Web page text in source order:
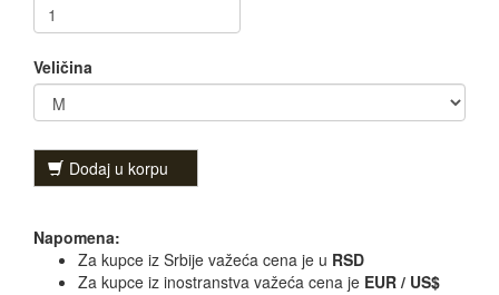
Veličina
Dodaj u korpu
Napomena:
Za kupce iz Srbije važeća cena je u RSD
Za kupce iz inostranstva važeća cena je EUR / US$